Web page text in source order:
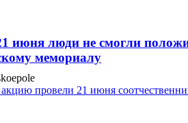
июня люди не смогли
мемориалу